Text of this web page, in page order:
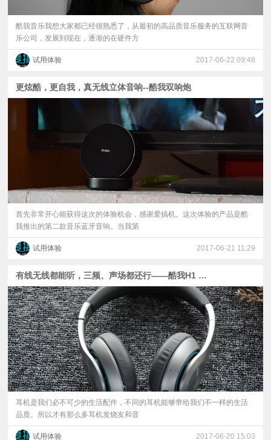
酷我音乐我想大家都已经很熟悉了，从最初的高品质音乐服务的互联网音
乐公司，发展到现在，逐渐的在硬件方
试用体验 2017-06-22 09:48
更炫酷，更自我，真无线立体音响--酷我双响炮
首先非常开心能获得这次的体验机会，感谢爱搞机。这次体验的产品是酷
我推出的第二款音乐蓝牙音响。当我第
试用体验 2017-06-21 11:29
有线无线都能听，三频、声场都还行——酷我H1 无线头戴耳机体验
耳机是我们必不可少的生活配件，不同的耳机能够带给我们不一样的生活
品质。所以才有那么多耳机发烧友和音
试用体验 2017-06-20 15:03